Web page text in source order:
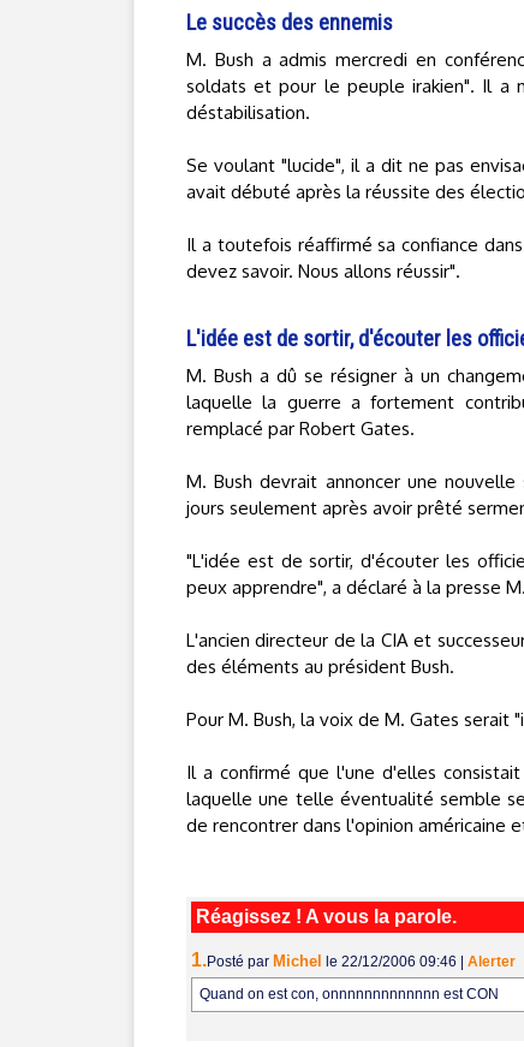
Le succès des ennemis
M. Bush a admis mercredi en
soldats et pour le peuple irakien". Il a
déstabilisation.
Se voulant "lucide", il a dit ne pas
avait débuté après la réussite des
Il a toutefois réaffirmé sa confiance
devez savoir. Nous allons réussir".
L'idée est de sortir, d'écouter les
M. Bush a dû se résigner à un
laquelle la guerre a fortement
remplacé par Robert Gates.
M. Bush devrait annoncer une
jours seulement après avoir prêté
"L'idée est de sortir, d'écouter les
peux apprendre", a déclaré à la presse
L'ancien directeur de la CIA et
des éléments au président Bush.
Pour M. Bush, la voix de M. Gates
Il a confirmé que l'une d'elles
laquelle une telle éventualité semble
de rencontrer dans l'opinion américaine
Réagissez ! A vous la parole.
1.Posté par Michel le 22/12/2006 09:46
Alerter
Quand on est con, onnnnnnnnnnnnn est CON